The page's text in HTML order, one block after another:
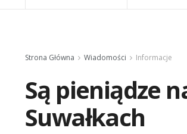
Strona Główna Wiadomości Informacje
Są pieniądze
Suwałkach